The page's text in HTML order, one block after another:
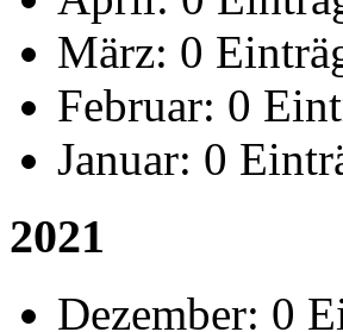
März: 0
Februar: 0
Januar: 0
2021
Dezember: 0